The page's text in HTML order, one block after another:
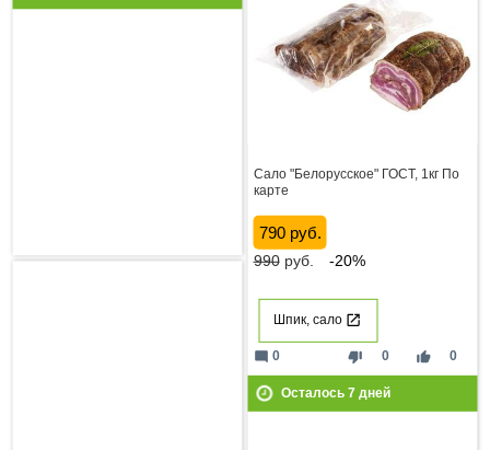
Сало "Белорусское" ГОСТ, 1кг По
карте
790 руб.
990руб. -20%
Шпик, сало
thumb_down 0 thumb_up 0
mode_comment 0
Осталось 7дней